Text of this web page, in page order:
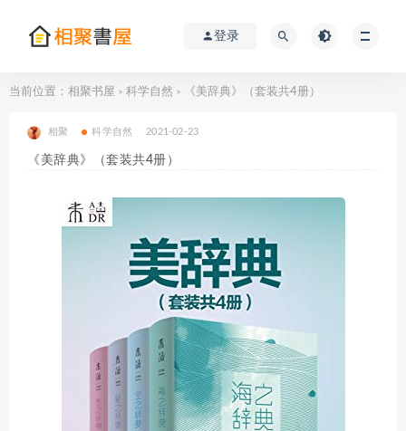
登录
当前位置： 相聚书屋 > 科学自然 > 《美辞典》（套装共4册）
相聚 科学自然 2021-02-23
《美辞典》（套装共4册）